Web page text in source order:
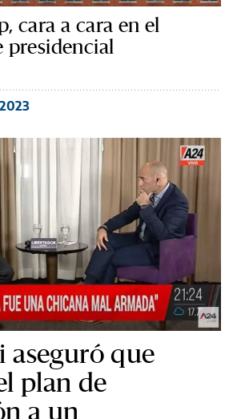
cara a cara en el
presidencial
aseguró que
plan de
a un